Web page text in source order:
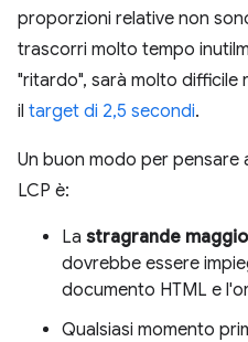
proporzioni relative non
trascorri molto tempo
"ritardo", sarà molto
il target di 2,5 secondi.
Un buon modo per pensare
LCP è:
La stragrande
dovrebbe essere
documento HTML e
Qualsiasi momento